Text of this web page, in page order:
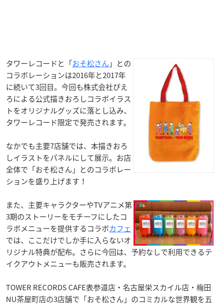
タワーレコードと「おそ松さん 」との
コラボレーションは2016年と2017年
に続いて3回目。今回も株式会社ぴえ
ろによる公式描きおろしコラボイラス
トをオリジナルグッズに落とし込み、
タワーレコード限定で発売されます。
なかでも主要7店舗では、本描きおろ
しイラストをパネルにして展示。お店
全体で「おそ松さん」とのコラボレー
ションを盛り上げます！
また、主要キャラクターやTVアニメ第
3期のストーリーをモチーフにしたコ
ラボメニューを提供するコラボカフェ
では、ここだけでしか手に入らないオ
リジナル特典が配布。さらに今回は、予約なしで利用できるテ
イクアウトメニューも販売されます。
TOWER RECORDS CAFE表参道店・名古屋栄スカイル店・梅田
NU茶屋町店の3店舗で「おそ松さん」のコミカルな世界観を五